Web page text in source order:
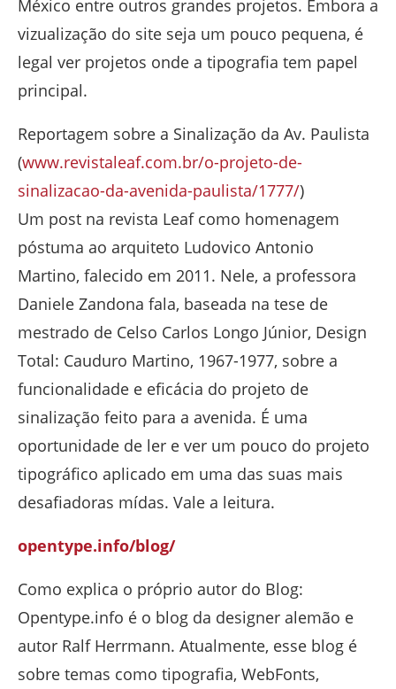
México entre outros grandes projetos. Embora a
vizualização do site seja um pouco pequena, é
legal ver projetos onde a tipografia tem papel
principal.
Reportagem sobre a Sinalização da Av. Paulista
(www.revistaleaf.com.br/o-projeto-de-
sinalizacao-da-avenida-paulista/1777/)
Um post na revista Leaf como homenagem
póstuma ao arquiteto Ludovico Antonio
Martino, falecido em 2011. Nele, a professora
Daniele Zandona fala, baseada na tese de
mestrado de Celso Carlos Longo Júnior, Design
Total: Cauduro Martino, 1967-1977, sobre a
funcionalidade e eficácia do projeto de
sinalização feito para a avenida. É uma
oportunidade de ler e ver um pouco do projeto
tipográfico aplicado em uma das suas mais
desafiadoras mídas. Vale a leitura.
opentype.info/blog/
Como explica o próprio autor do Blog:
Opentype.info é o blog da designer alemão e
autor Ralf Herrmann. Atualmente, esse blog é
sobre temas como tipografia, WebFonts,